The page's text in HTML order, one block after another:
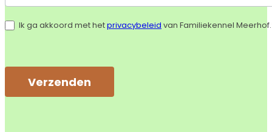
Ik ga akkoord met hetprivacybeleid van Familiekennel Meerhof.
Verzenden